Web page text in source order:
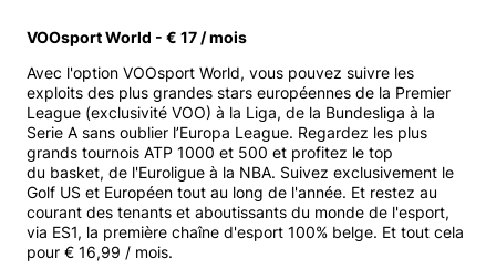
VOOsport World - € 17 / mois
Avec l'option VOOsport World, vous pouvez suivre les
exploits des plus grandes stars européennes de la Premier
League (exclusivité VOO) à la Liga, de la Bundesliga à la
Serie A sans oublier l’Europa League. Regardez les plus
grands tournois ATP 1000 et 500 et profitez le top
du basket, de l'Euroligue à la NBA. Suivez exclusivement le
Golf US et Européen tout au long de l'année. Et restez au
courant des tenants et aboutissants du monde de l'esport,
via ES1, la première chaîne d'esport 100% belge. Et tout cela
pour € 16,99 / mois.